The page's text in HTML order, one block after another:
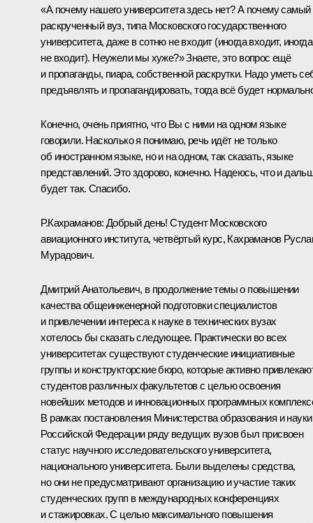
«А почему нашего университета здесь нет? А почему самый
раскрученный вуз, типа Московского государственного
университета, даже в сотню не входит (иногда входит, иногда
не входит). Неужели мы хуже?» Знаете, это вопрос ещё
и пропаганды, пиара, собственной раскрутки. Надо уметь
предъявлять и пропагандировать, тогда всё будет
Конечно, очень приятно, что Вы с ними на одном языке
говорили. Насколько я понимаю, речь идёт не только
об иностранном языке, но и на одном, так сказать, языке
представлений. Это здорово, конечно. Надеюсь, что и
будет так. Спасибо.
Р.Кахраманов: Добрый день! Студент Московского
авиационного института, четвёртый курс, Кахраманов
Мурадович.
Дмитрий Анатольевич, в продолжение темы о повышении
качества общеинженерной подготовки специалистов
и привлечении интереса к науке в технических вузах
хотелось бы сказать следующее. Практически во всех
университетах существуют студенческие инициативные
группы и конструкторские бюро, которые активно
студентов различных факультетов с целью освоения
новейших методов и инновационных программных
В рамках постановления Министерства образования и науки
Российской Федерации ряду ведущих вузов был присвоен
статус научного исследовательского университета,
национального университета. Были выделены средства,
но они не предусматривают организацию и участие таких
студенческих групп в международных конференциях
и стажировках. С целью максимального повышения